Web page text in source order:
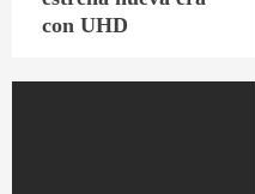
con UHD